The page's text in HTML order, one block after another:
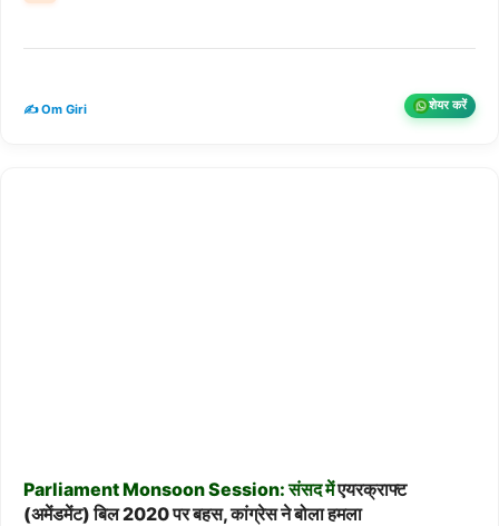
✍️ Om Giri शेयर करें
ParliamentMonsoonSession: संसदमेंएयरक्राफ्ट
(अमेंडमेंट) बिल 2020 पर बहस, कांग्रेस ने बोला हमला